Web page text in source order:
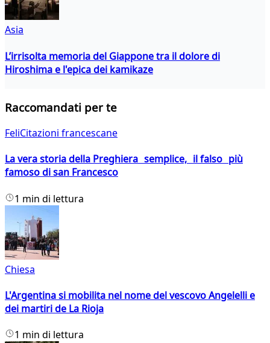
Asia
L’irrisolta memoria del Giappone tra il dolore di
Hiroshima e l'epica dei kamikaze
Raccomandati per te
FeliCitazioni francescane
La vera storia della Preghiera semplice, il falso più
famoso di san Francesco
1 min di lettura
Chiesa
L'Argentina si mobilita nel nome del vescovo Angelelli e
dei martiri de La Rioja
1 min di lettura